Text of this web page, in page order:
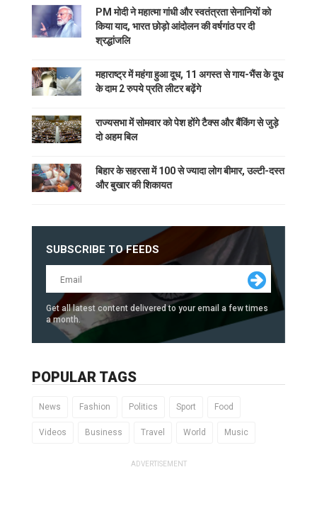
PM मोदी ने महात्मा गांधी और स्वतंत्रता सेनानियों को
किया याद, भारत छोड़ो आंदोलन की वर्षगांठ पर दी
श्रद्धांजलि
महाराष्ट्र में महंगा हुआ दूध, 11 अगस्त से गाय-भैंस के दूध
के दाम 2 रुपये प्रति लीटर बढ़ेंगे
राज्यसभा में सोमवार को पेश होंगे टैक्स और बैंकिंग से जुड़े
दो अहम बिल
बिहार के सहरसा में 100 से ज्यादा लोग बीमार, उल्टी-दस्त
और बुखार की शिकायत
SUBSCRIBE TO FEEDS
Get all latest content delivered to your email a few times
a month.
POPULAR TAGS
News Fashion Politics Sport Food
Videos Business Travel World Music
ADVERTISEMENT